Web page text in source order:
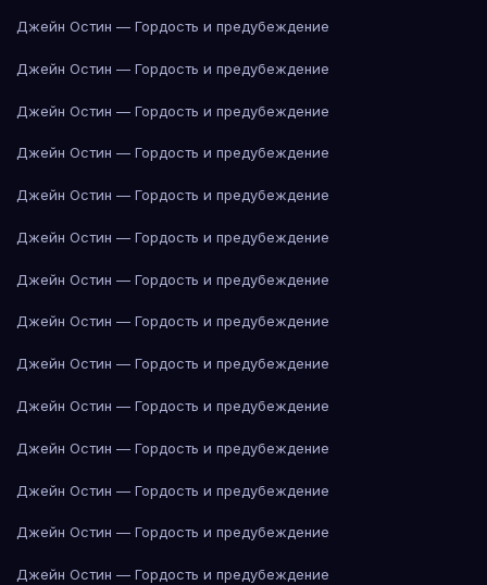
Джейн Остин — Гордость и предубеждение
Джейн Остин — Гордость и предубеждение
Джейн Остин — Гордость и предубеждение
Джейн Остин — Гордость и предубеждение
Джейн Остин — Гордость и предубеждение
Джейн Остин — Гордость и предубеждение
Джейн Остин — Гордость и предубеждение
Джейн Остин — Гордость и предубеждение
Джейн Остин — Гордость и предубеждение
Джейн Остин — Гордость и предубеждение
Джейн Остин — Гордость и предубеждение
Джейн Остин — Гордость и предубеждение
Джейн Остин — Гордость и предубеждение
Джейн Остин — Гордость и предубеждение